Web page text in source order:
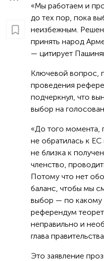
«Мы работаем и
до тех пор, пока
неизбежным.
принять народ
— цитирует
Ключевой вопрос,
проведения
подчеркнул, что
выбор на
«До того момента,
не обратилась к
не близка к
членство,
Потому что нет
баланс, чтобы мы
выбор — по какому
референдум
неправильно и
глава правительства.
Это заявление